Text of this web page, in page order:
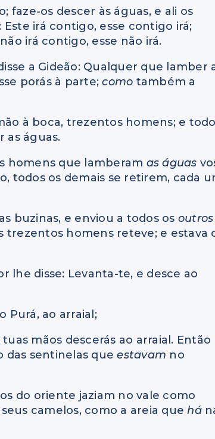
faze-os descer às águas, e ali os
irá contigo, esse contigo irá;
irá contigo, esse não irá.
a Gideão: Qualquer que lamber
porás à parte;como também a
à boca, trezentos homens; e
as águas.
homens que lamberam as águas
todos os demais se retirem, cada
buzinas, e enviou a todos os outros
trezentos homens reteve; e estava
lhe disse: Levanta-te, e desce ao
Purá, ao arraial;
mãos descerás ao arraial. Então
das sentinelas queestavam no
do oriente jaziam no vale como
camelos, como a areia quehá